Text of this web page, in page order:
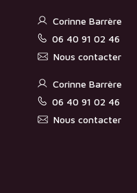
Corinne Barrère
06 40 91 02 46
Nous contacter
Corinne Barrère
06 40 91 02 46
Nous contacter